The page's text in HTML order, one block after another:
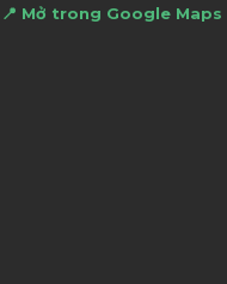
📍 Mở trong Google Maps